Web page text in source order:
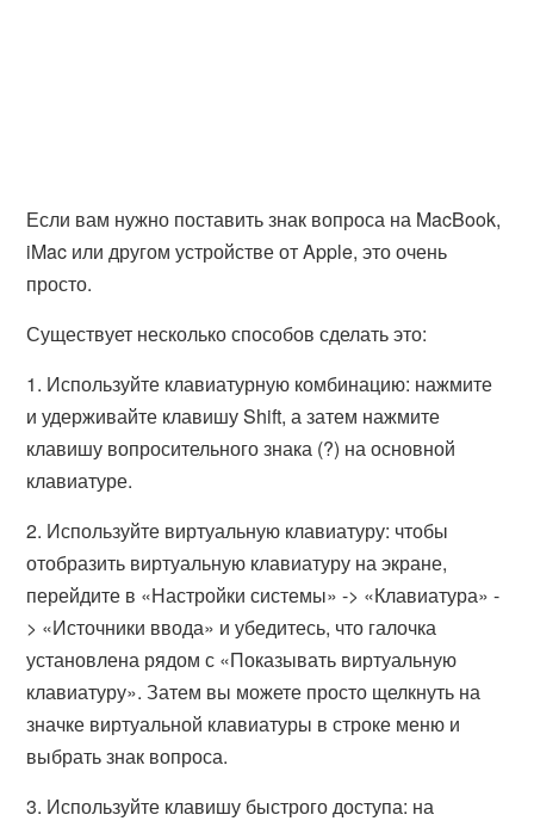
Если вам нужно поставить знак вопроса на MacBook,
iMac или другом устройстве от Apple, это очень
просто.
Существует несколько способов сделать это:
1. Используйте клавиатурную комбинацию: нажмите
и удерживайте клавишу Shift, а затем нажмите
клавишу вопросительного знака (?) на основной
клавиатуре.
2. Используйте виртуальную клавиатуру: чтобы
отобразить виртуальную клавиатуру на экране,
перейдите в «Настройки системы» -> «Клавиатура» -
> «Источники ввода» и убедитесь, что галочка
установлена рядом с «Показывать виртуальную
клавиатуру». Затем вы можете просто щелкнуть на
значке виртуальной клавиатуры в строке меню и
выбрать знак вопроса.
3. Используйте клавишу быстрого доступа: на